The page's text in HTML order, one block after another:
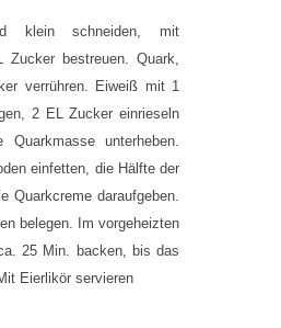
klein schneiden, mit
Zucker bestreuen. Quark,
verrühren. Eiweiß mit 1
2 EL Zucker einrieseln
unterheben.
einfetten, die Hälfte der
Quarkcreme daraufgeben.
belegen. Im vorgeheizten
25 Min. backen, bis das
Eierlikör servieren